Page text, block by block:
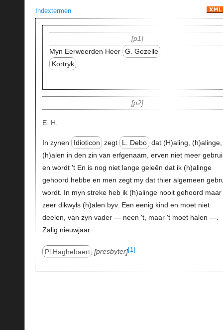
Indextermen
p1
Myn Eerweerden Heer G. Gezelle
Kortryk
p2
E. H.
In zynen Idioticon zegt L. Debo dat (H)aling, (h)alinge,
(h)alen in den zin van erfgenaam, erven niet meer
en wordt 't En is nog niet lange geleên dat ik (h)alinge
gehoord hebbe en men zegt my dat thier algemeen
wordt. In myn streke heb ik (h)alinge nooit gehoord maar
zeer dikwyls (h)alen byv. Een eenig kind en moet niet
deelen, van zyn vader — neen 't, maar 't moet halen —.
Zalig nieuwjaar
Pl Haghebaert presbyter [1]